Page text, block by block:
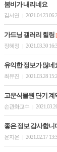
봄비가 내리네요
김서연 2021.04.23
가드닝 갤러리 힐링
장혜정
2021.03.30
유익한 정보가 많네
최유진
2021.03.28
고운식물원 단기 계
손관화교수
좋은 정보 감사합니
윤지운
2021.02.17